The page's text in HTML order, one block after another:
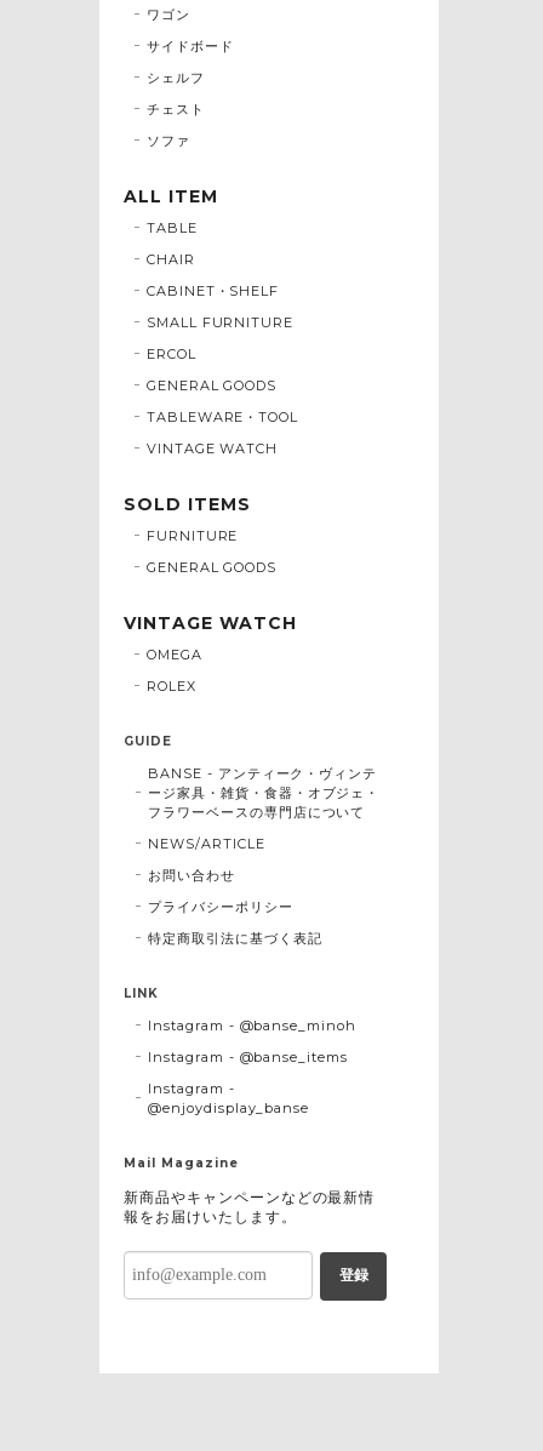
ワゴン
サイドボード
シェルフ
チェスト
ソファ
ALL ITEM
TABLE
CHAIR
CABINET・SHELF
SMALL FURNITURE
ERCOL
GENERAL GOODS
TABLEWARE・TOOL
VINTAGE WATCH
SOLD ITEMS
FURNITURE
GENERAL GOODS
VINTAGE WATCH
OMEGA
ROLEX
GUIDE
BANSE - アンティーク・ヴィンテ
ージ家具・雑貨・食器・オブジェ・
フラワーベースの専門店について
NEWS/ARTICLE
お問い合わせ
プライバシーポリシー
特定商取引法に基づく表記
LINK
Instagram - @banse_minoh
Instagram - @banse_items
Instagram -
@enjoydisplay_banse
Mail Magazine
新商品やキャンペーンなどの最新情
報をお届けいたします。
登録